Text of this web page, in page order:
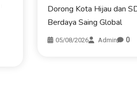
Dorong Kota Hijau dan
Berdaya Saing Global
05/08/2026 Admin 0